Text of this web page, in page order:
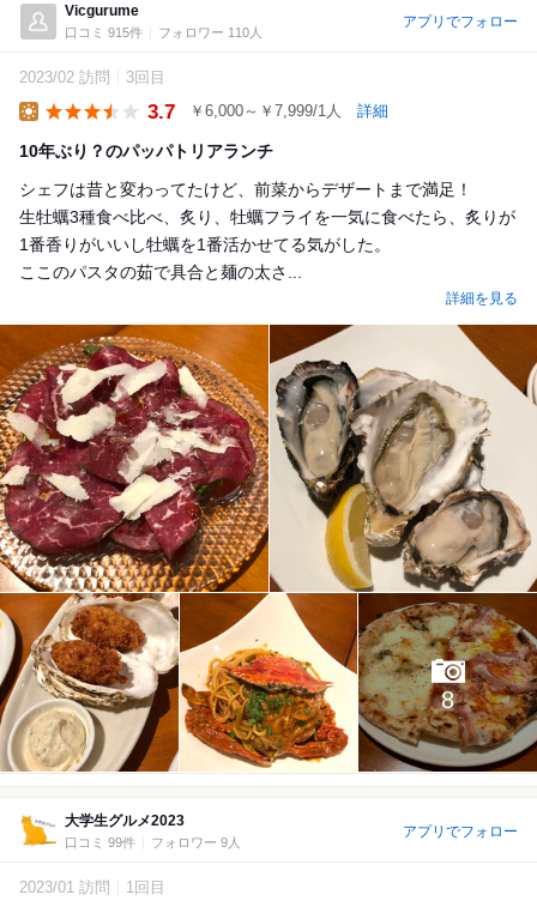
Vicgurume
口コミ 915件 フォロワー 110人
アプリでフォロー
2023/02 訪問 3回目
3.7 ￥6,000～￥7,999/1人 詳細
10年ぶり？のパッパトリアランチ
シェフは昔と変わってたけど、前菜からデザートまで満足！
生牡蠣3種食べ比べ、炙り、牡蠣フライを一気に食べたら、炙りが
1番香りがいいし牡蠣を1番活かせてる気がした。
ここのパスタの茹で具合と麺の太さ...
詳細を見る
8
大学生グルメ2023
口コミ 99件 フォロワー 9人
アプリでフォロー
2023/01 訪問 1回目